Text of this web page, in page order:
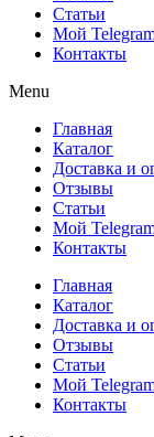
Статьи
Мой
Контакты
Menu
Главная
Каталог
Доставка и
Отзывы
Статьи
Мой
Контакты
Главная
Каталог
Доставка и
Отзывы
Статьи
Мой
Контакты